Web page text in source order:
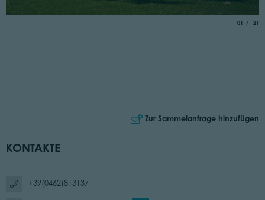
01 von
21
Zur Sammelanfrage hinzufügen
KONTAKTE
+39(0462)813137